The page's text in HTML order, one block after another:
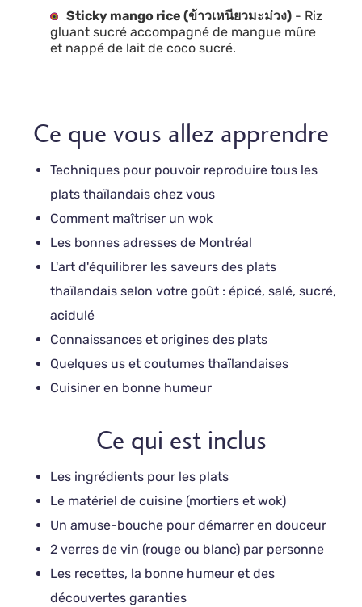
Sticky mango rice (ข้าวเหนียวมะม่วง) - Riz
gluant sucré accompagné de mangue mûre
et nappé de lait de coco sucré.
Ce que vous allez apprendre
Techniques pour pouvoir reproduire tous les
plats thaïlandais chez vous
Comment maîtriser un wok
Les bonnes adresses de Montréal
L'art d'équilibrer les saveurs des plats
thaïlandais selon votre goût : épicé, salé, sucré,
acidulé
Connaissances et origines des plats
Quelques us et coutumes thaïlandaises
Cuisiner en bonne humeur
Ce qui est inclus
Les ingrédients pour les plats
Le matériel de cuisine (mortiers et wok)
Un amuse-bouche pour démarrer en douceur
2 verres de vin (rouge ou blanc) par personne
Les recettes, la bonne humeur et des
découvertes garanties